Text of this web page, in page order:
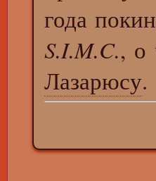
года
S.I.M.C., о
Лазарюсу.